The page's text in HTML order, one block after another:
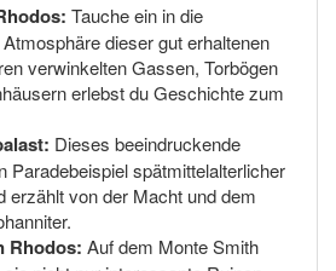
Tauche ein in die
dieser gut erhaltenen
verwinkelten Gassen, Torbögen
erlebst du Geschichte zum
Dieses beeindruckende
Paradebeispiel spätmittelalterlicher
erzählt von der Macht und dem
Rhodos: Auf dem Monte Smith